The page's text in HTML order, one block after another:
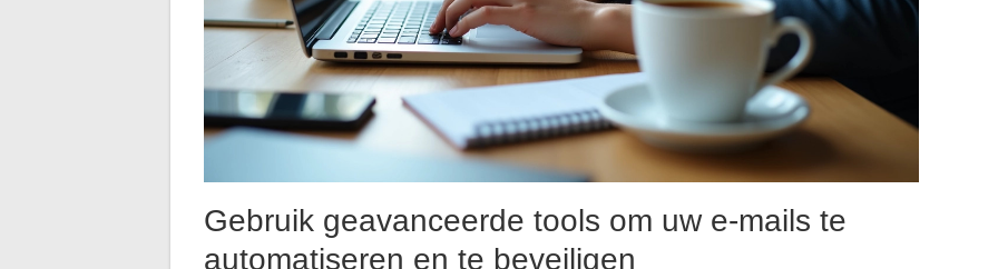
Gebruik geavanceerde tools om uw e-mails te
automatiseren en te beveiligen